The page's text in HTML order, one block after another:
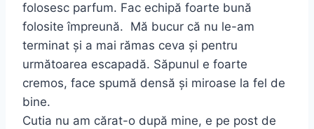
folosesc parfum. Fac echipă foarte bună
folosite împreună. Mă bucur că nu le-am
terminat și a mai rămas ceva și pentru
următoarea escapadă. Săpunul e foarte
cremos, face spumă densă și miroase la fel de
bine.
Cutia nu am cărat-o după mine, e pe post de